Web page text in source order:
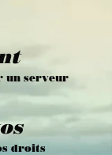
un serveur
droits